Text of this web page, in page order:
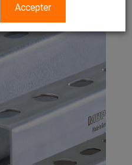
Accepter